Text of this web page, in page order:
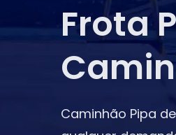
Frota
Caminhão Pipa